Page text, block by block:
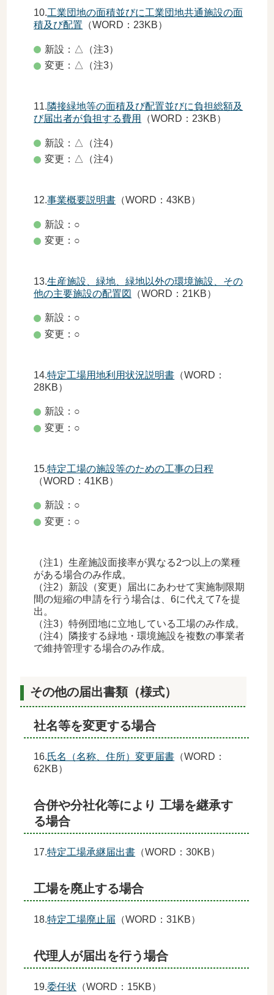
10.工業団地の面積並びに工業団地共通施設の面
積及び配置 （WORD：23KB）
新設：△（注3）
変更：△（注3）
11.隣接緑地等の面積及び配置並びに負担総額及
び届出者が負担する費用
（WORD：23KB）
新設：△（注4）
変更：△（注4）
12.事業概要説明書 （WORD：43KB）
新設：○
変更：○
13.生産施設、緑地、緑地以外の環境施設、その
他の主要施設の配置図
（WORD：21KB）
新設：○
変更：○
14.特定工場用地利用状況説明書 （WORD：
28KB）
新設：○
変更：○
15.特定工場の施設等のための工事の日程
（WORD：41KB）
新設：○
変更：○
（注1）生産施設面接率が異なる2つ以上の業種
がある場合のみ作成。
（注2）新設（変更）届出にあわせて実施制限期
間の短縮の申請を行う場合は、6に代えて7を提
出。
（注3）特例団地に立地している工場のみ作成。
（注4）隣接する緑地・環境施設を複数の事業者
で維持管理する場合のみ作成。
その他の届出書類（様式）
社名等を変更する場合
16.氏名（名称、住所）変更届書 （WORD：
62KB）
合併や分社化等により 工場を継承す
る場合
17.特定工場承継届出書 （WORD：30KB）
工場を廃止する場合
18.特定工場廃止届 （WORD：31KB）
代理人が届出を行う場合
19.委任状 （WORD：15KB）